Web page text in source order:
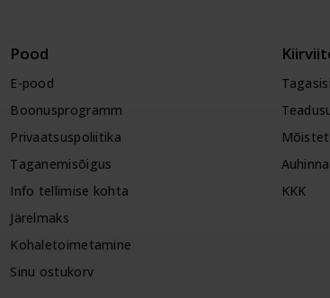
Pood
E-pood
Boonusprogramm
Privaatsuspoliitika
Taganemisõigus
Info tellimise kohta
Järelmaks
Kohaletoimetamine
Sinu ostukorv
KKK